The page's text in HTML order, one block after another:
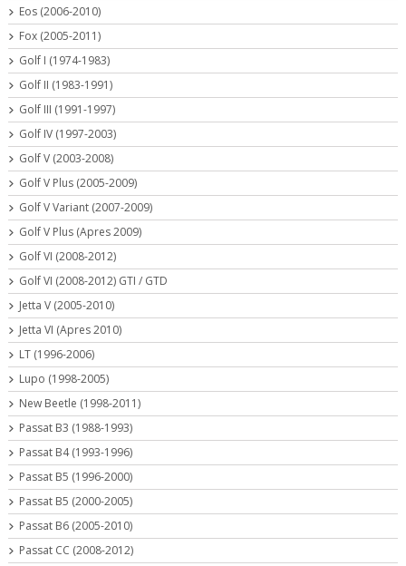
Eos (2006-2010)
Fox (2005-2011)
Golf I (1974-1983)
Golf II (1983-1991)
Golf III (1991-1997)
Golf IV (1997-2003)
Golf V (2003-2008)
Golf V Plus (2005-2009)
Golf V Variant (2007-2009)
Golf V Plus (Apres 2009)
Golf VI (2008-2012)
Golf VI (2008-2012) GTI / GTD
Jetta V (2005-2010)
Jetta VI (Apres 2010)
LT (1996-2006)
Lupo (1998-2005)
New Beetle (1998-2011)
Passat B3 (1988-1993)
Passat B4 (1993-1996)
Passat B5 (1996-2000)
Passat B5 (2000-2005)
Passat B6 (2005-2010)
Passat CC (2008-2012)